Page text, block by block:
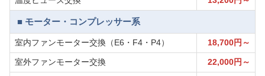
■ モーター・コンプレッサー系
室内ファンモーター交換（E6・F4・P4） 18,700円～
室外ファンモーター交換 22,000円～